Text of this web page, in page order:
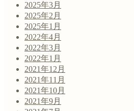
2025年3月
2025年2月
2025年1月
2022年4月
2022年3月
2022年1月
2021年12月
2021年11月
2021年10月
2021年9月